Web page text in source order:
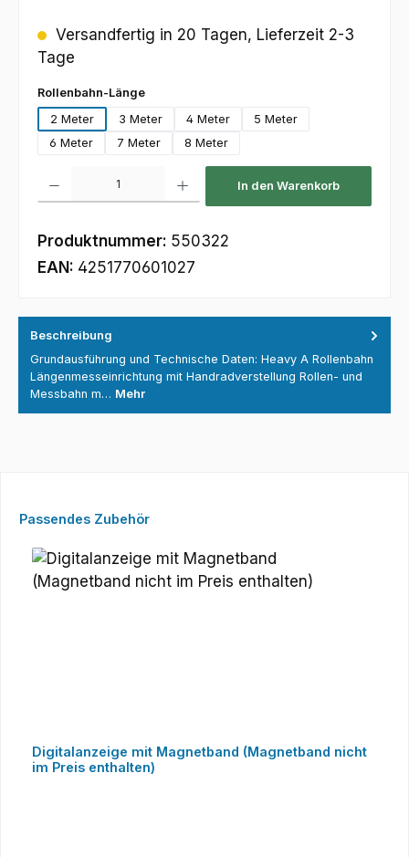
Versandfertig in 20 Tagen, Lieferzeit 2-3
Tage
Rollenbahn-Längeauswählen
2 Meter
3 Meter 4 Meter
5 Meter
6 Meter
7 Meter 8 Meter
In den Warenkorb
Produktnummer: 550322
EAN: 4251770601027
Beschreibung
Grundausführung und Technische Daten: Heavy A Rollenbahn
Längenmesseinrichtung mit Handradverstellung Rollen- und
Messbahn m… Mehr
Produktgalerie überspringen
Passendes Zubehör
Digitalanzeige mit Magnetband (Magnetband nicht
im Preis enthalten)